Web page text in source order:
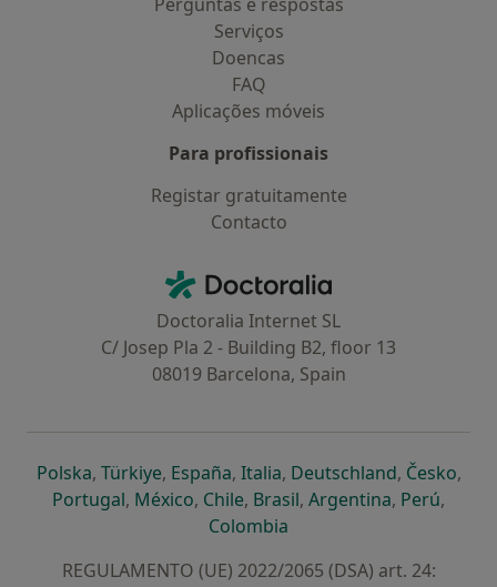
Serviços
Doencas
FAQ
Aplicações móveis
Para profissionais
Registar gratuitamente
Contacto
Doctoralia - Homepage
Doctoralia Internet SL
C/ Josep Pla 2 - Building B2, floor 13
08019 Barcelona, Spain
Polskaabre num novo separador
, Türkiyeabre num novo separador
, Españaabre num novo separador
, Italiaabre num novo
, Deutschlandabre num
, Česko,
Portugalabre num novo separador
, Méxicoabre num novo separador
, Chileabre num novo separador
, Brasilabre num novo
, Argentinaabre num
, Perúabre
,
Colombia
REGULAMENTO (UE) 2022/2065 (DSA) art. 24: